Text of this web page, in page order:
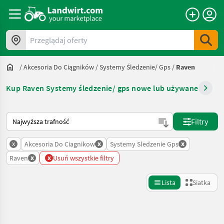
Przeglądaj oferty
/Akcesoria Do Ciągników /Systemy Śledzenie/ Gps / Raven
Kup Raven Systemy śledzenie/ gps nowe lub używane
Tak sortuje się na Landwirt.com
Filtry
x Akcesoria Do Ciagnikow x Systemy Sledzenie Gps x
Raven x x Usuń wszystkie filtry
Lista Siatka